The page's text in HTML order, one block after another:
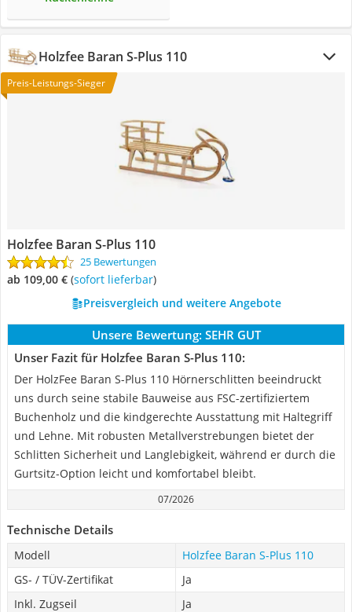
Holzfee Baran S-Plus 110
Preis-Leistungs-Sieger
Holzfee Baran S-Plus 110
25 Bewertungen
ab 109,00 € ( Sofort lieferbar)
Preisvergleich und weitere Angebote
Unsere Bewertung: SEHR GUT
Unser Fazit für Holzfee Baran S-Plus 110:
Der HolzFee Baran S-Plus 110 Hörnerschlitten beeindruckt
uns durch seine stabile Bauweise aus FSC-zertifiziertem
Buchenholz und die kindgerechte Ausstattung mit Haltegriff
und Lehne. Mit robusten Metallverstrebungen bietet der
Schlitten Sicherheit und Langlebigkeit, während er durch die
Gurtsitz-Option leicht und komfortabel bleibt.
07/2026
Technische Details
Modell
Holzfee Baran S-Plus 110
GS- / TÜV-Zertifikat
Ja
Inkl. Zugseil
Ja